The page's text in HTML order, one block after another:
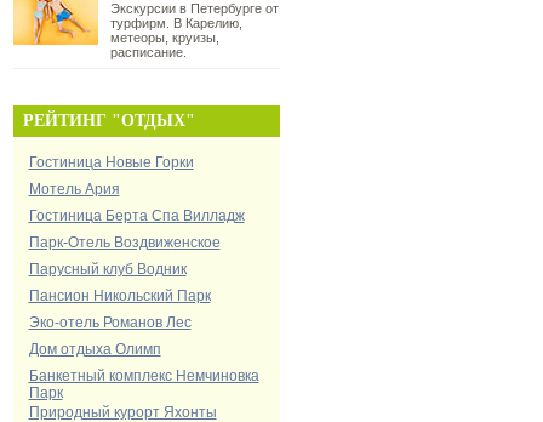
Экскурсии в Петербурге от
турфирм. В Карелию,
метеоры, круизы,
расписание.
РЕЙТИНГ "ОТДЫХ"
Гостиница Новые Горки
Мотель Ария
Гостиница Берта Спа Вилладж
Парк-Отель Воздвиженское
Парусный клуб Водник
Пансион Никольский Парк
Эко-отель Романов Лес
Дом отдыха Олимп
Банкетный комплекс Немчиновка
Парк
Природный курорт Яхонты